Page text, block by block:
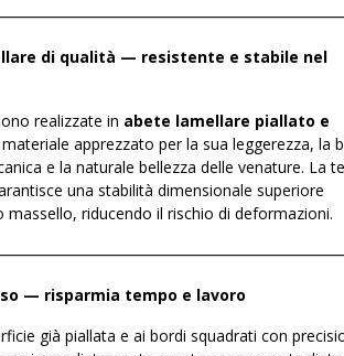
di qualità — resistente e stabile nel
realizzate in abete lamellare piallato e
apprezzato per la sua leggerezza, la
e la naturale bellezza delle venature. La
una stabilità dimensionale superiore
massello, riducendo il rischio di deformazioni.
— risparmia tempo e lavoro
già piallata e ai bordi squadrati con